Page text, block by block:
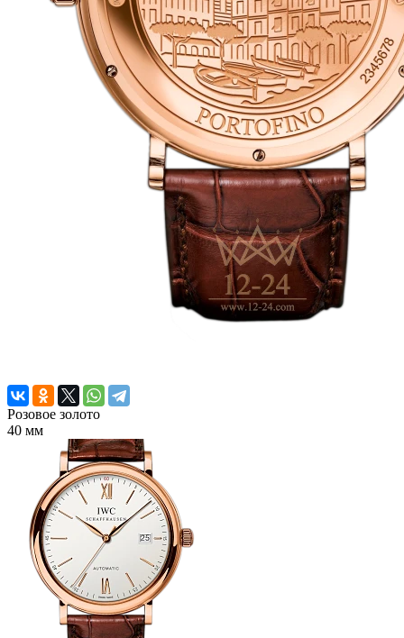
Розовое золото
40 мм